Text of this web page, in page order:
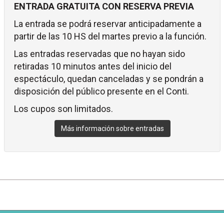
ENTRADA GRATUITA CON RESERVA PREVIA
La entrada se podrá reservar anticipadamente a
partir de las 10 HS del martes previo a la función.
Las entradas reservadas que no hayan sido
retiradas 10 minutos antes del inicio del
espectáculo, quedan canceladas y se pondrán a
disposición del público presente en el Conti.
Los cupos son limitados.
Más información sobre entradas